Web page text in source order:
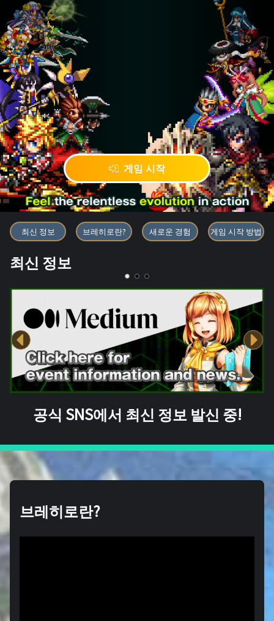
게임 시작
블록체인 게임 「BRAVE
최신 정보 브레히로란? 새로운 경험 게임 시작 방법
최신 정보
공식 SNS에서 최신 정보 발신 중!
브레히로란?